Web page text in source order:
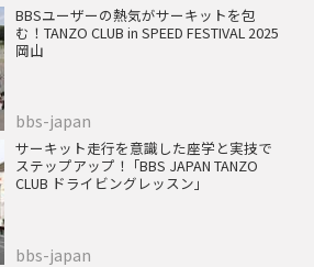
BBSユーザーの熱気がサーキットを包
む！TANZO CLUB in SPEED FESTIVAL 2025
岡山
bbs-japan
サーキット走行を意識した座学と実技で
ステップアップ！ ｢BBS JAPAN TANZO
CLUB ドライビングレッスン｣
bbs-japan